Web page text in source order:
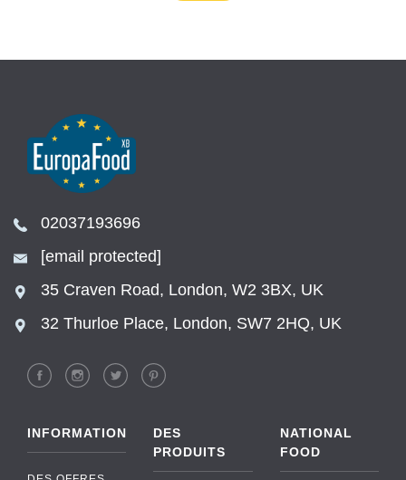
02037193696
[email protected]
35 Craven Road, London, W2 3BX, UK
32 Thurloe Place, London, SW7 2HQ, UK
INFORMATION
DES
PRODUITS
NATIONAL
FOOD